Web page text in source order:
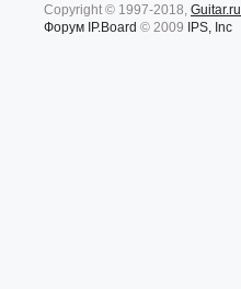
Copyright © 1997-2018, Guitar.ru
Форум IP.Board © 2009 IPS, Inc